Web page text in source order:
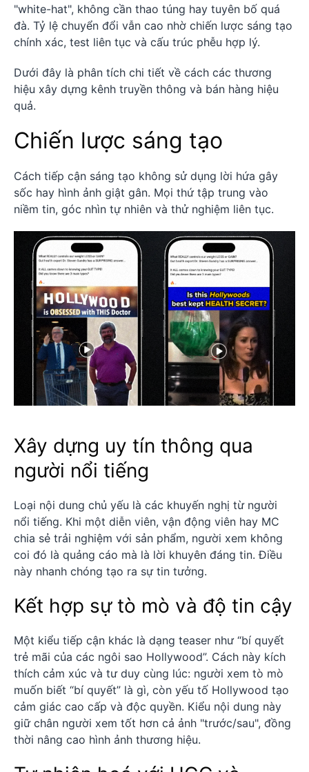
"white-hat", không cần thao túng hay tuyên bố quá
đà. Tỷ lệ chuyển đổi vẫn cao nhờ chiến lược sáng tạo
chính xác, test liên tục và cấu trúc phễu hợp lý.
Dưới đây là phân tích chi tiết về cách các thương
hiệu xây dựng kênh truyền thông và bán hàng hiệu
quả.
Chiến lược sáng tạo
Cách tiếp cận sáng tạo không sử dụng lời hứa gây
sốc hay hình ảnh giật gân. Mọi thứ tập trung vào
niềm tin, góc nhìn tự nhiên và thử nghiệm liên tục.
Xây dựng uy tín thông qua
người nổi tiếng
Loại nội dung chủ yếu là các khuyến nghị từ người
nổi tiếng. Khi một diễn viên, vận động viên hay MC
chia sẻ trải nghiệm với sản phẩm, người xem không
coi đó là quảng cáo mà là lời khuyên đáng tin. Điều
này nhanh chóng tạo ra sự tin tưởng.
Kết hợp sự tò mò và độ tin cậy
Một kiểu tiếp cận khác là dạng teaser như “bí quyết
trẻ mãi của các ngôi sao Hollywood”. Cách này kích
thích cảm xúc và tư duy cùng lúc: người xem tò mò
muốn biết “bí quyết” là gì, còn yếu tố Hollywood tạo
cảm giác cao cấp và độc quyền. Kiểu nội dung này
giữ chân người xem tốt hơn cả ảnh "trước/sau", đồng
thời nâng cao hình ảnh thương hiệu.